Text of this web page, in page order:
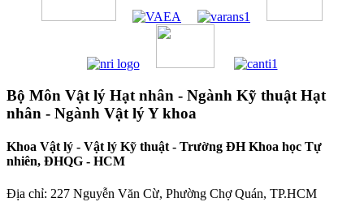
Bộ Môn Vật lý Hạt nhân - Ngành Kỹ thuật Hạt
nhân - Ngành Vật lý Y khoa
Khoa Vật lý - Vật lý Kỹ thuật - Trường ĐH Khoa học Tự
nhiên, ĐHQG - HCM
Địa chỉ: 227 Nguyễn Văn Cừ, Phường Chợ Quán, TP.HCM